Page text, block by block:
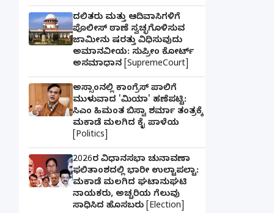
ದಲಿತರು ಮತ್ತು ಆದಿವಾಸಿಗಳಿಗೆ
ಪೊಲೀಸ್ ಠಾಣೆ ಸ್ವಚ್ಛಗೊಳಿಸುವ
ಜಾಮೀನು ಷರತ್ತು ವಿಧಿಸುವುದು
ಅಮಾನವೀಯ: ಸುಪ್ರೀಂ ಕೋರ್ಟ್
ಅಸಮಾಧಾನ [SupremeCourt]
ಅಸ್ಸಾಂನಲ್ಲಿ ಕಾಂಗ್ರೆಸ್ ಪಾಲಿಗೆ
ಮುಳುವಾದ 'ಮಿಯಾ' ಹಣೆಪಟ್ಟಿ:
ಸಿಎಂ ಹಿಮಂತ ಬಿಸ್ವಾ ಶರ್ಮಾ ತಂತ್ರಕ್ಕೆ
ಮಕಾಡೆ ಮಲಗಿದ ಕೈ ಪಾಳೆಯ
[Politics]
2026ರ ವಿಧಾನಸಭಾ ಚುನಾವಣಾ
ಫಲಿತಾಂಶದಲ್ಲಿ ಭಾರೀ ಉಲ್ಟಾಪಲ್ಟಾ:
ಮಕಾಡೆ ಮಲಗಿದ ಘಟಾನುಘಟಿ
ನಾಯಕರು, ಅಚ್ಚರಿಯ ಗೆಲುವು
ಸಾಧಿಸಿದ ಹೊಸಬರು [Election]